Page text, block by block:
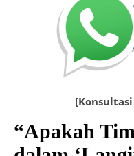
“Apakah